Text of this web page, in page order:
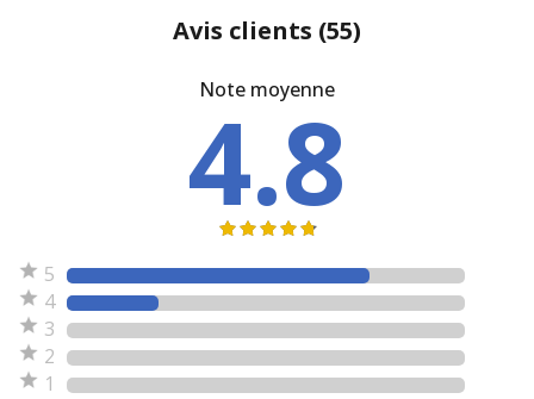
Avis clients (55)
Note moyenne
4.8
5
4
3
2
1